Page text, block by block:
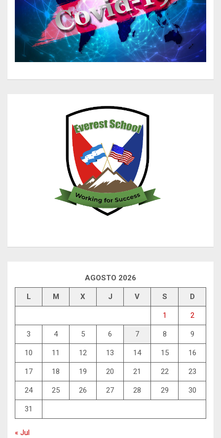
AGOSTO 2026
L M X J V S D
1 2
3 4 5 6 7 8 9
10 11 12 13 14 15 16
17 18 19 20 21 22 23
24 25 26 27 28 29 30
31
« Jul